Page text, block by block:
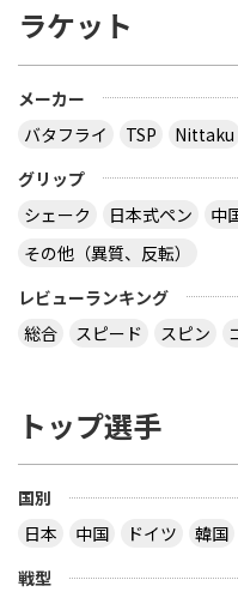
ラケット
メーカー
バタフライ
TSP Nittaku
グリップ
シェーク
日本式ペン 中
その他（異質、反転）
レビューランキング
総合
スピード スピン
トップ選手
国別
日本
中国 ドイツ
韓国
戦型